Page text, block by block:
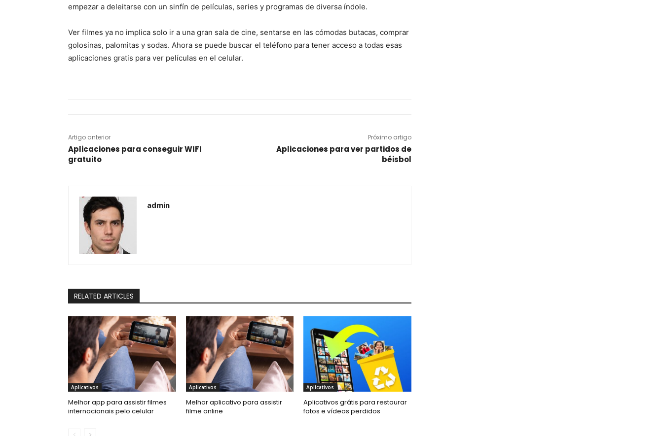
empezar a deleitarse con un sinfín de películas, series y programas de diversa índole.
Ver filmes ya no implica solo ir a una gran sala de cine, sentarse en las cómodas butacas, comprar
golosinas, palomitas y sodas. Ahora se puede buscar el teléfono para tener acceso a todas esas
aplicaciones gratis para ver películas en el celular.
Artigo anterior
Aplicaciones para conseguir WIFI
gratuito
Próximo artigo
Aplicaciones para ver partidos de
béisbol
admin
RELATED ARTICLES
Aplicativos
Melhor app para assistir filmes
internacionais pelo celular
Aplicativos
Melhor aplicativo para assistir
filme online
Aplicativos
Aplicativos grátis para restaurar
fotos e vídeos perdidos